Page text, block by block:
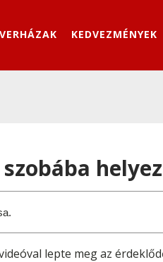
KEDVEZMÉNYEK
szobába
lepte meg az